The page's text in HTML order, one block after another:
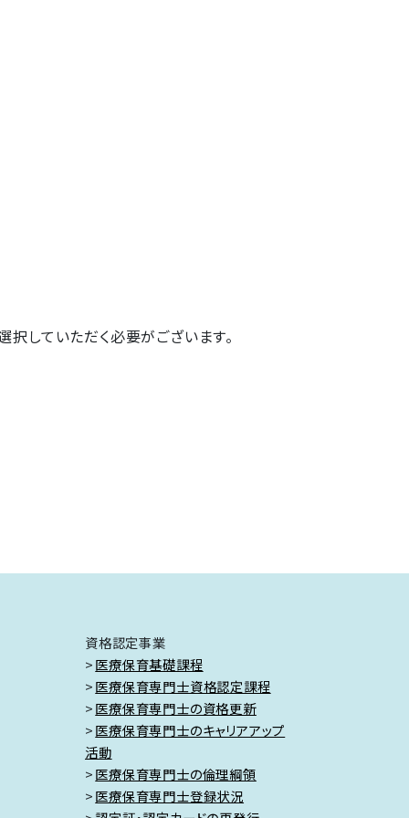
していただく必要がございます。
資格認定事業
医療保育基礎課程
医療保育専門士資格認定課程
医療保育専門士の資格更新
医療保育専門士のキャリアアップ
活動
医療保育専門士の倫理綱領
医療保育専門士登録状況